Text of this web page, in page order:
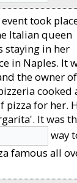
took
Italian queen
staying in her
in Naples. It
the owner
cooked
pizza for her.
It was
way
famous all